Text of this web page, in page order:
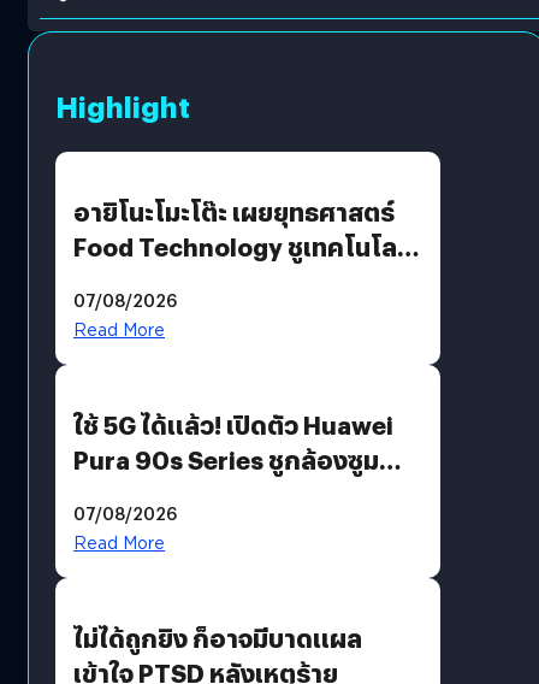
Highlight
อายิโนะโมะโต๊ะ เผยยุทธศาสตร์
Food Technology ชูเทคโนโลยี
บริโภคและ B2B
07/08/2026
Read More
ใช้ 5G ได้แล้ว! เปิดตัว Huawei
Pura 90s Series ชูกล้องซูม
07/08/2026
Read More
ไม่ได้ถูกยิง ก็อาจมีบาดแผล
เข้าใจ PTSD หลังเหตุร้าย